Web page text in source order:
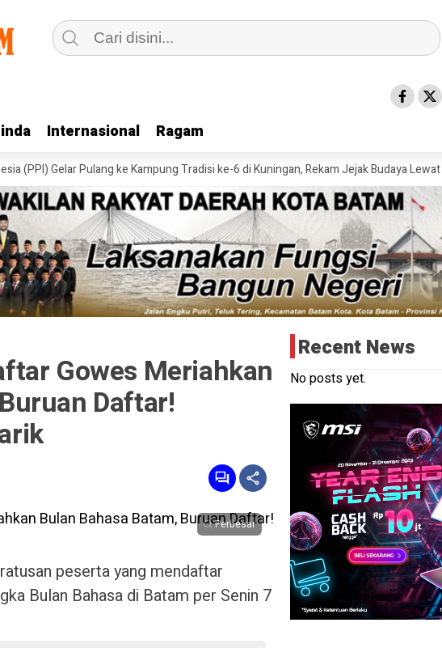
Internasional Ragam
Internasional Ragam
Pulang ke Kampung Tradisi ke-6 di Kuningan, Rekam Jejak Budaya Lewat Puisi
Gowes Meriahkan
Daftar!
Perbesar
peserta yang mendaftar
Bulan Bahasa di Batam per Senin 7
Recent News
No posts yet.